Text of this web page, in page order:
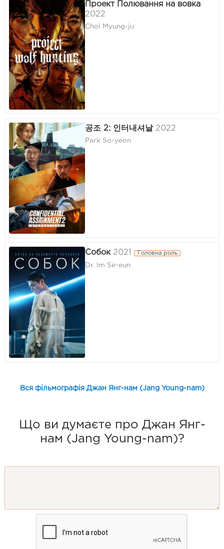
Проект Полювання на вовка
2022
Choi Myung-ju
공조 2: 인터내셔날 2022
Park So-yeon
Собок 2021 Головна роль
Dr. Im Se-eun
Вся фільмографія Джан Янг-нам (Jang Young-nam)
Що ви думаєте про Джан Янг-
нам (Jang Young-nam)?